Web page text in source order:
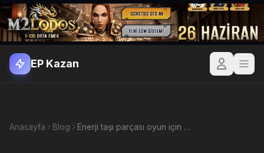
EP Kazan
Anasayfa Blog Enerji taşı parçası oyun için oldukça önemli bir itemdir. Fakat günlük olarak kasılmada ETP düşürme sınırlanmaktadır. Peki kolay bir şekilde ETP kasmayı nasıl yapabiliriz?